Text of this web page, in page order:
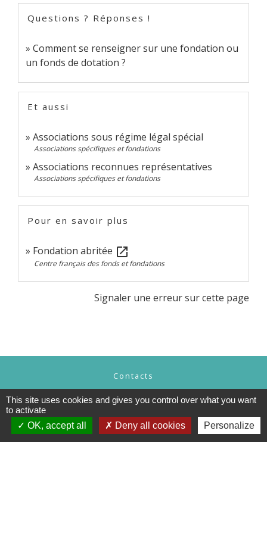
Questions ? Réponses !
Comment se renseigner sur une fondation ou
un fonds de dotation ?
Et aussi
Associations sous régime légal spécial
Associations spécifiques et fondations
Associations reconnues représentatives
Associations spécifiques et fondations
Pour en savoir plus
Fondation abritée open_in_new
Centre français des fonds et fondations
Signaler une erreur sur cette page
Contacts
Commune de Charnècles
260 chemin de l'église
38140 Charnècles - FRANCE
+33 4 76 91 07 29
Contact par formulaire
This site uses cookies and gives you control over what you want
to activate
OK, accept all
Deny all cookies Personalize